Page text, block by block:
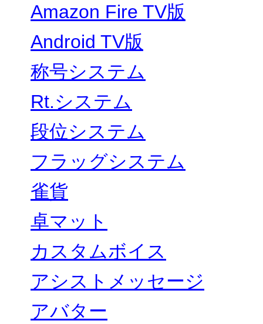
Amazon Fire TV版
Android TV版
称号システム
Rt.システム
段位システム
フラッグシステム
雀貨
卓マット
カスタムボイス
アシストメッセージ
アバター